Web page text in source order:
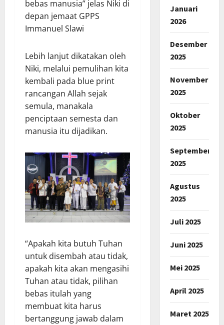
bebas manusia” jelas Niki di
depan jemaat GPPS
Immanuel Slawi
Lebih lanjut dikatakan oleh
Niki, melalui pemulihan kita
kembali pada blue print
rancangan Allah sejak
semula, manakala
penciptaan semesta dan
manusia itu dijadikan.
“Apakah kita butuh Tuhan
untuk disembah atau tidak,
apakah kita akan mengasihi
Tuhan atau tidak, pilihan
bebas itulah yang
membuat kita harus
bertanggung jawab dalam
Januari
2026
Desember
2025
November
2025
Oktober
2025
September
2025
Agustus
2025
Juli 2025
Juni 2025
Mei 2025
April 2025
Maret 2025